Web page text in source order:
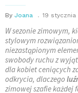
By Joana 19 stycznia
W sezonie zimowym,
stylowym
niezastąpionym
swobody ruchu z
dla kobiet ceniących
odkrycia, dlaczego
zimowej szafie każdej